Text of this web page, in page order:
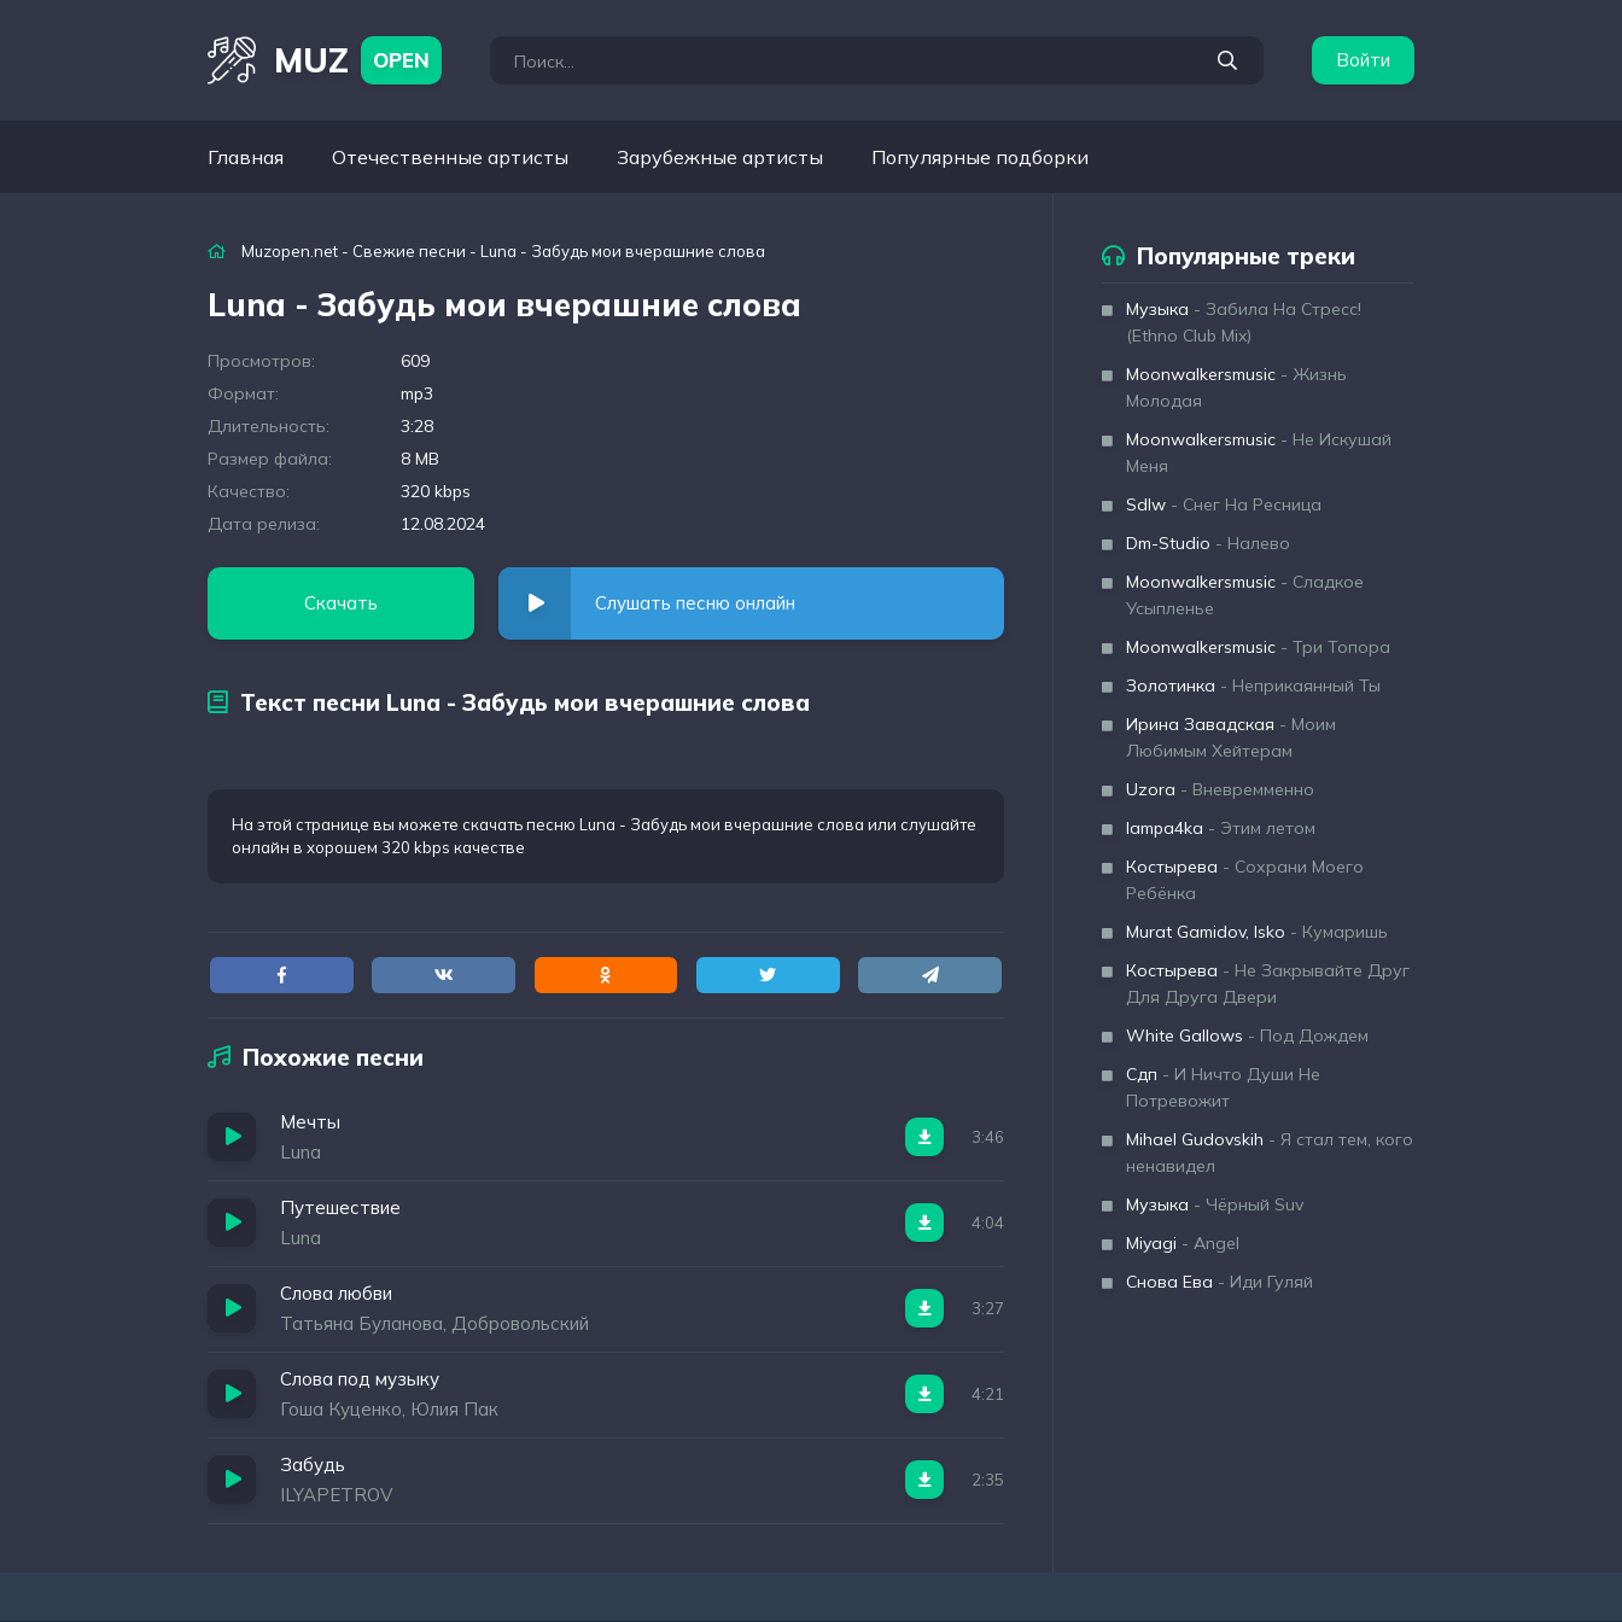
MUZ OPEN Войти
Главная Отечественные артисты Зарубежные артисты Популярные подборки
Muzopen.net - Свежие песни - Luna - Забудь мои вчерашние слова
Luna - Забудь мои вчерашние слова
Просмотров:
609
Формат:
mp3
Длительность:
3:28
Размер файла:
8 MB
Качество:
320 kbps
Дата релиза:
12.08.2024
Скачать Слушать песню онлайн
Текст песни Luna - Забудь мои вчерашние слова
На этой странице вы можете скачать песню Luna - Забудь мои вчерашние слова или слушайте
онлайн в хорошем 320 kbps качестве
Похожие песни
Мечты
Luna
3:46
Путешествие
Luna
4:04
Слова любви
Татьяна Буланова, Добровольский
3:27
Слова под музыку
Гоша Куценко, Юлия Пак
4:21
Забудь
ILYAPETROV
2:35
Популярные треки
Музыка - Забила На Стресс!
(Ethno Club Mix)
Moonwalkersmusic - Жизнь
Молодая
Moonwalkersmusic - Не Искушай
Меня
Sdlw - Снег На Ресница
Dm-Studio - Налево
Moonwalkersmusic - Сладкое
Усыпленье
Moonwalkersmusic - Три Топора
Золотинка - Неприкаянный Ты
Ирина Завадская - Моим
Любимым Хейтерам
Uzora - Вневремменно
lampa4ka - Этим летом
Костырева - Сохрани Моего
Ребёнка
Murat Gamidov, Isko - Кумаришь
Костырева - Не Закрывайте Друг
Для Друга Двери
White Gallows - Под Дождем
Сдп - И Ничто Души Не
Потревожит
Mihael Gudovskih - Я стал тем, кого
ненавидел
Музыка - Чёрный Suv
Miyagi - Angel
Снова Ева - Иди Гуляй